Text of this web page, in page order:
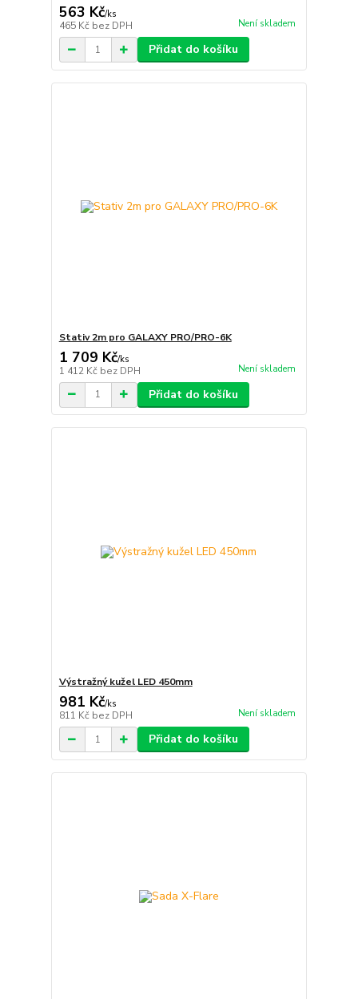
563 Kč/ks
465 Kč bez DPH Není skladem
Přidat do košíku
Stativ 2m pro GALAXY PRO/PRO-6K
1 709 Kč/ks
1 412 Kč bez DPH Není skladem
Přidat do košíku
Výstražný kužel LED 450mm
981 Kč/ks
811 Kč bez DPH Není skladem
Přidat do košíku